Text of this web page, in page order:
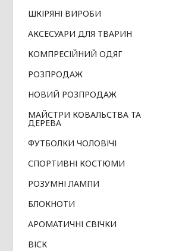
ШКІРЯНІ ВИРОБИ
АКСЕСУАРИ ДЛЯ ТВАРИН
КОМПРЕСІЙНИЙ ОДЯГ
РОЗПРОДАЖ
НОВИЙ РОЗПРОДАЖ
МАЙСТРИ КОВАЛЬСТВА ТА
ДЕРЕВА
ФУТБОЛКИ ЧОЛОВІЧІ
СПОРТИВНІ КОСТЮМИ
РОЗУМНІ ЛАМПИ
БЛОКНОТИ
АРОМАТИЧНІ СВІЧКИ
ВІСК